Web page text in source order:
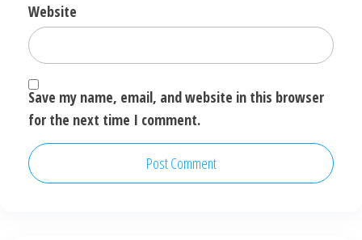
Website
Save my name, email, and website in this browser
for the next time I comment.